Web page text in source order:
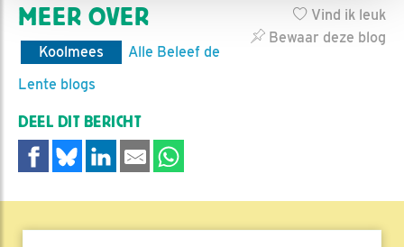
Vind ik leuk
Bewaar deze blog
MEER OVER
Koolmees
Alle Beleef de
Lente blogs
DEEL DIT BERICHT